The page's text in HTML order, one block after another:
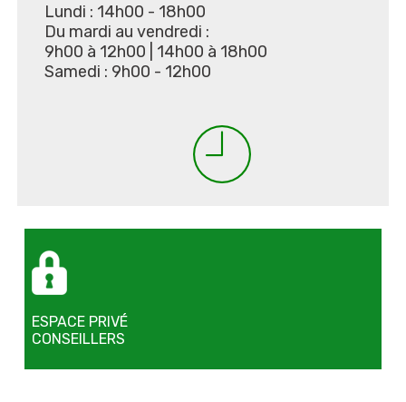
Lundi : 14h00 - 18h00
Du mardi au vendredi :
9h00 à 12h00
14h00 à 18h00
Samedi : 9h00 - 12h00
ESPACE PRIVÉ
CONSEILLERS